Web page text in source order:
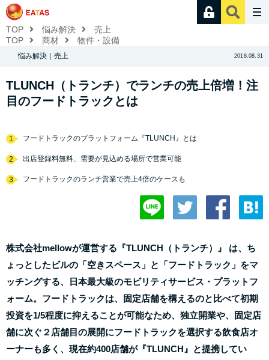
TOP 悩み解決
売上
TOP
商材 物件・設備
悩み解決｜売上 2018.08.31
TLUNCH（トランチ）でランチの売上倍増！注
目のフードトラックとは
1 フードトラックのプラットフォーム『TLUNCH』とは
2 出店登録料無料、需要が見込める場所で営業可能
3 フードトラックのランチ営業で売上4倍のケースも
株式会社mellowが運営する『TLUNCH（トランチ）』 は、ち
ょっとしたビルの「空きスペース」と「フードトラック」をマ
ッチングする、日本最大級のモビリティサービス・プラットフ
ォーム。フードトラックは、固定店舗を構えるのと比べて初期
投資を1/5程度に抑えることが可能なため、独立開業や、固定店
舗に次ぐ２店舗目の展開にフードトラックを選択する飲食店オ
ーナーも多く、現在約400店舗が『TLUNCH』と提携してい